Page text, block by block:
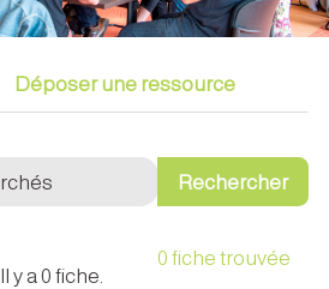
Déposer une ressource
0 fiche trouvée
Il y a 0 fiche.